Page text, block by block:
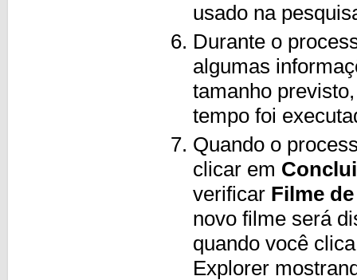
usado na
Durante o
algumas
tamanho
tempo foi
Quando o
clicar em
verificar Filme
novo filme será
quando você
Explorer